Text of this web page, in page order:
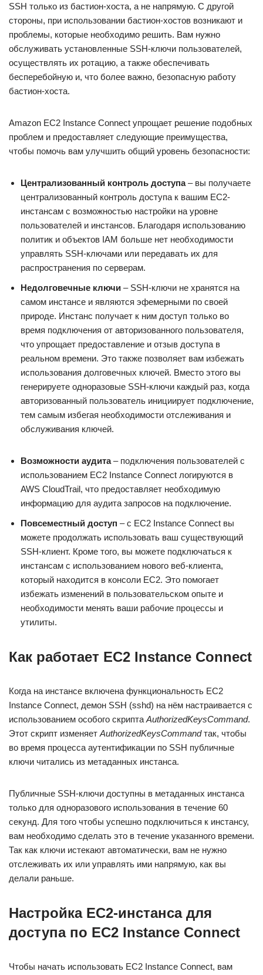
SSH только из бастион-хоста, а не напрямую. С другой
стороны, при использовании бастион-хостов возникают и
проблемы, которые необходимо решить. Вам нужно
обслуживать установленные SSH-ключи пользователей,
осуществлять их ротацию, а также обеспечивать
бесперебойную и, что более важно, безопасную работу
бастион-хоста.
Amazon EC2 Instance Connect упрощает решение подобных
проблем и предоставляет следующие преимущества,
чтобы помочь вам улучшить общий уровень безопасности:
Централизованный контроль доступа– вы получаете
централизованный контроль доступа к вашим EC2-
инстансам с возможностью настройки на уровне
пользователей и инстансов. Благодаря использованию
политик и объектов IAM больше нет необходимости
управлять SSH-ключами или передавать их для
распространения по серверам.
Недолговечные ключи – SSH-ключи не хранятся на
самом инстансе и являются эфемерными по своей
природе. Инстанс получает к ним доступ только во
время подключения от авторизованного пользователя,
что упрощает предоставление и отзыв доступа в
реальном времени. Это также позволяет вам избежать
использования долговечных ключей. Вместо этого вы
генерируете одноразовые SSH-ключи каждый раз, когда
авторизованный пользователь инициирует подключение,
тем самым избегая необходимости отслеживания и
обслуживания ключей.
Возможности аудита– подключения пользователей с
использованием EC2 Instance Connect логируются в
AWS CloudTrail, что предоставляет необходимую
информацию для аудита запросов на подключение.
Повсеместный доступ – с EC2 Instance Connect вы
можете продолжать использовать ваш существующий
SSH-клиент. Кроме того, вы можете подключаться к
инстансам с использованием нового веб-клиента,
который находится в консоли EC2. Это помогает
избежать изменений в пользовательском опыте и
необходимости менять ваши рабочие процессы и
утилиты.
Как работает EC2 Instance Connect
Когда на инстансе включена функциональность EC2
Instance Connect, демон SSH (sshd) на нём настраивается с
использованием особого скрипта AuthorizedKeysCommand.
Этот скрипт изменяет AuthorizedKeysCommandтак, чтобы
во время процесса аутентификации по SSH публичные
ключи читались из метаданных инстанса.
Публичные SSH-ключи доступны в метаданных инстанса
только для одноразового использования в течение 60
секунд. Для того чтобы успешно подключиться к инстансу,
вам необходимо сделать это в течение указанного времени.
Так как ключи истекают автоматически, вам не нужно
отслеживать их или управлять ими напрямую, как вы
делали раньше.
Настройка EC2-инстанса для
доступа по EC2 Instance Connect
Чтобы начать использовать EC2 Instance Connect, вам